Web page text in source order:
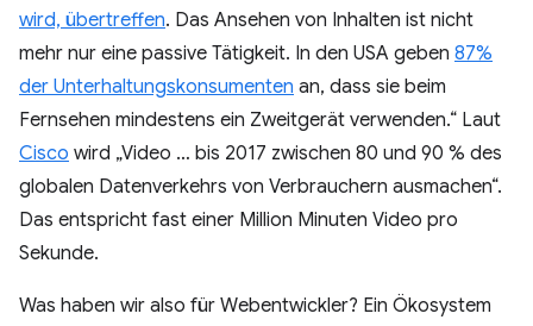
wird, übertreffen. Das Ansehen von Inhalten ist nicht
mehr nur eine passive Tätigkeit. In den USA geben 87%
der Unterhaltungskonsumenten an, dass sie beim
Fernsehen mindestens ein Zweitgerät verwenden.“ Laut
Cisco wird „Video … bis 2017 zwischen 80 und 90 % des
globalen Datenverkehrs von Verbrauchern ausmachen“.
Das entspricht fast einer Million Minuten Video pro
Sekunde.
Was haben wir also für Webentwickler? Ein Ökosystem